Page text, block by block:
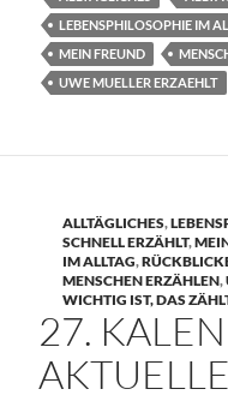
LEBENSPHILOSOPHIE IM
MEIN FREUND
UWE MUELLER ERZAEHLT
ALLTÄGLICHES,
SCHNELL ERZÄHLT,
IM ALLTAG,
MENSCHEN ERZÄHLEN,
WICHTIG IST, DAS
27.